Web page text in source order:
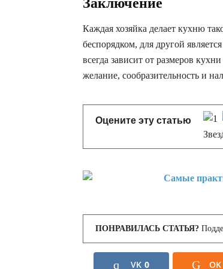
Каждая хозяйка делает кухню
беспорядком, для другой
всегда зависит от размеров
желание, сообразительность и
Оцените эту статью
ПОНРАВИЛАСЬ СТАТЬЯ?
VK 0 OK